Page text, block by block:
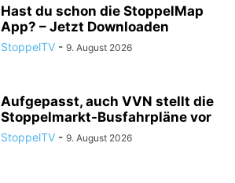
Hast du schon die StoppelMap
App? – Jetzt Downloaden
StoppelTV - 9. August 2026
Aufgepasst, auch VVN stellt die
Stoppelmarkt-Busfahrpläne vor
StoppelTV - 9. August 2026